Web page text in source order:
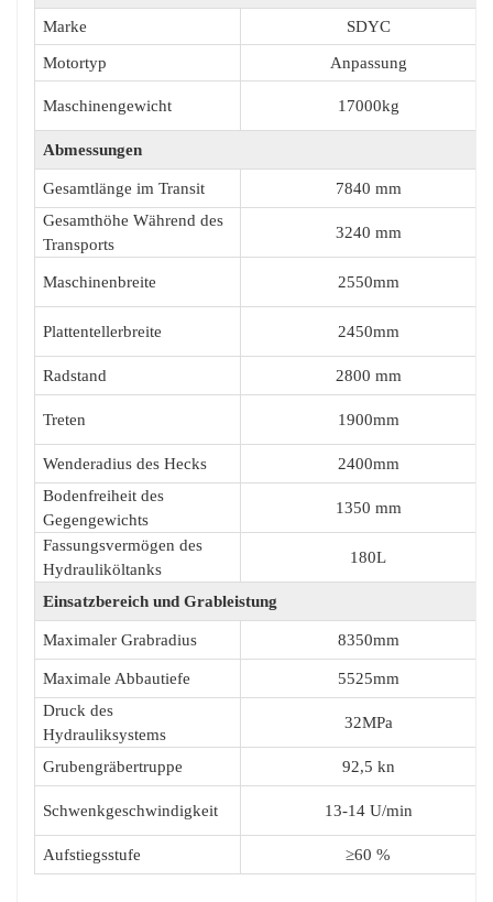
Marke SDYC
Motortyp Anpassung
Maschinengewicht 1 7000kg
Abmessungen
Gesamtlänge im Transit
7840 mm
Gesamthöhe Während des
Transports
3240 mm
Maschinenbreite 2550mm
Plattentellerbreite 2450mm
Radstand 2800 mm
Treten 1900mm
Wenderadius des Hecks 2400mm
Bodenfreiheit des
Gegengewichts
1350 mm
Fassungsvermögen des
Hydrauliköltanks
180L
Einsatzbereich und Grableistung
Maximaler Grabradius 8350mm
Maximale Abbautiefe 5525mm
Druck des
Hydrauliksystems
32MPa
Grubengräbertruppe 92,5 kn
Schwenkgeschwindigkeit 13-14 U/min
Aufstiegsstufe ≥60 %